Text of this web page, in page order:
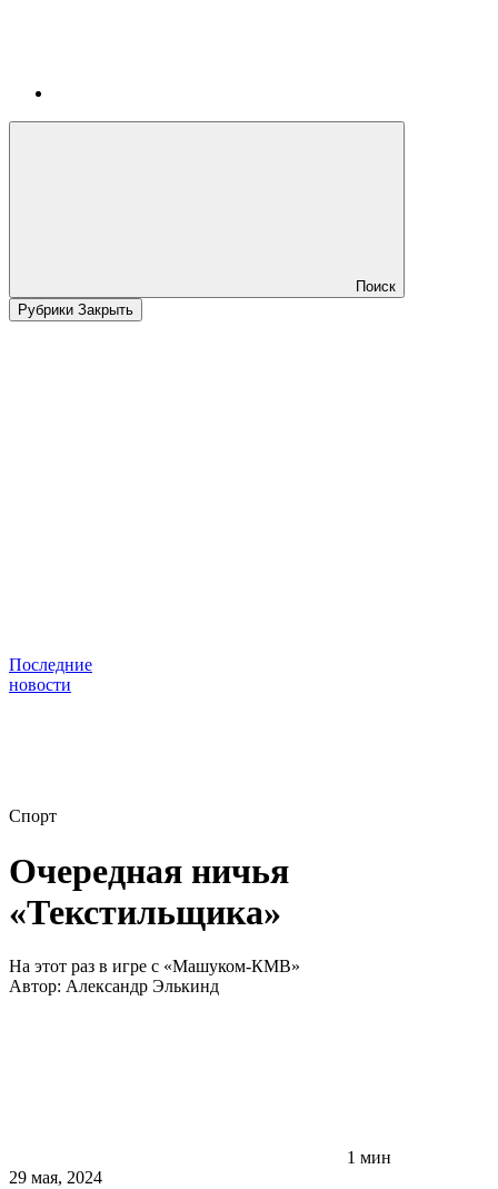
Поиск
Рубрики Закрыть
Последние
новости
Спорт
Очередная ничья
«Текстильщика»
На этот раз в игре с «Машуком-КМВ»
Автор: Александр Элькинд
1 мин
29 мая, 2024